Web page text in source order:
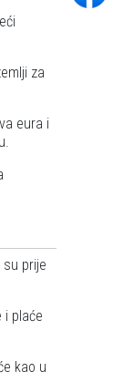
za
eura i
prije
i plaće
kao u